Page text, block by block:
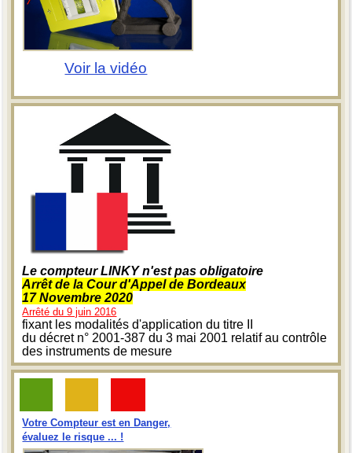
Voir la vidéo
Le compteur LINKY n'est pas obligatoire
Arrêt de la Cour d'Appel de Bordeaux
17 Novembre 2020
Arrêté du 9 juin 2016
fixant les modalités d'application du titre II
du décret n° 2001-387 du 3 mai 2001 relatif au contrôle
des instruments de mesure
Votre Compteur est en Danger,
évaluez le risque ... !